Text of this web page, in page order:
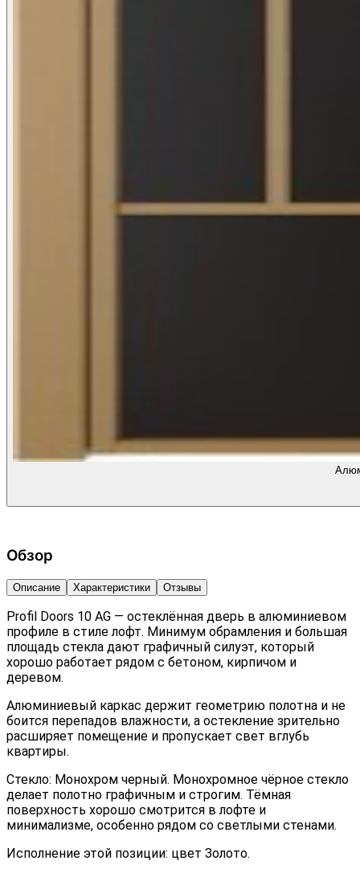
Обзор
Описание Характеристики Отзывы
Profil Doors 10 AG — остеклённая дверь в алюминиевом
профиле в стиле лофт. Минимум обрамления и большая
площадь стекла дают графичный силуэт, который
хорошо работает рядом с бетоном, кирпичом и
деревом.
Алюминиевый каркас держит геометрию полотна и не
боится перепадов влажности, а остекление зрительно
расширяет помещение и пропускает свет вглубь
квартиры.
Стекло: Монохром черный. Монохромное чёрное стекло
делает полотно графичным и строгим. Тёмная
поверхность хорошо смотрится в лофте и
минимализме, особенно рядом со светлыми стенами.
Исполнение этой позиции: цвет Золото.